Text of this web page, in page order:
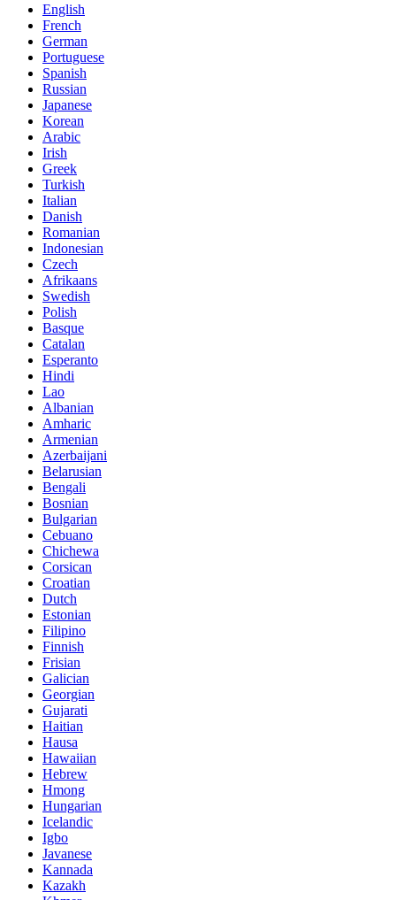
English
French
German
Portuguese
Spanish
Russian
Japanese
Korean
Arabic
Irish
Greek
Turkish
Italian
Danish
Romanian
Indonesian
Czech
Afrikaans
Swedish
Polish
Basque
Catalan
Esperanto
Hindi
Lao
Albanian
Amharic
Armenian
Azerbaijani
Belarusian
Bengali
Bosnian
Bulgarian
Cebuano
Chichewa
Corsican
Croatian
Dutch
Estonian
Filipino
Finnish
Frisian
Galician
Georgian
Gujarati
Haitian
Hausa
Hawaiian
Hebrew
Hmong
Hungarian
Icelandic
Igbo
Javanese
Kannada
Kazakh